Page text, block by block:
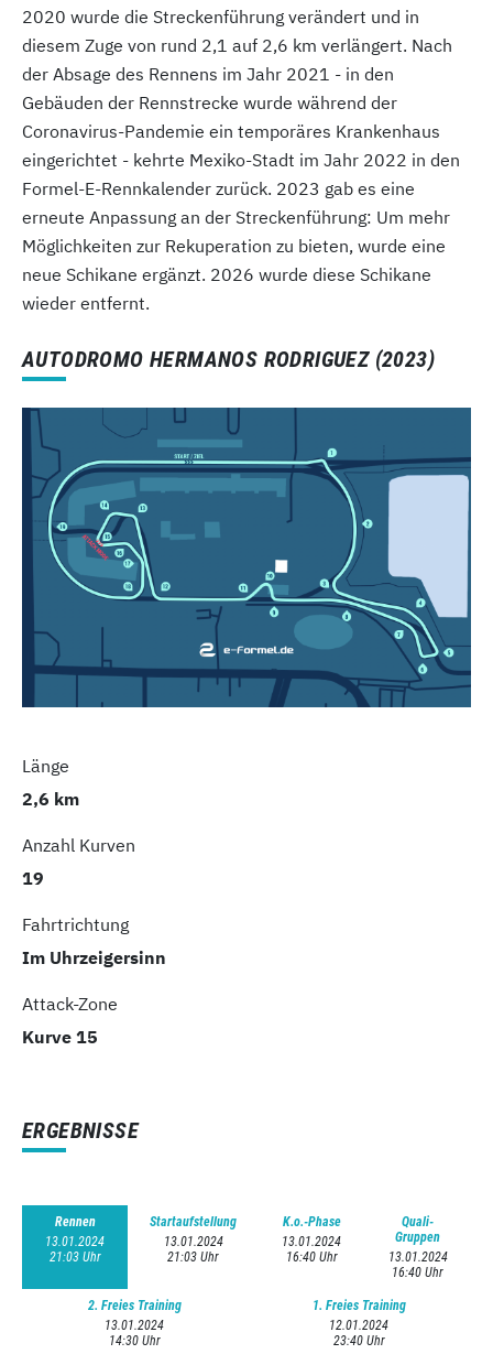
2020 wurde die Streckenführung verändert und in
diesem Zuge von rund 2,1 auf 2,6 km verlängert. Nach
der Absage des Rennens im Jahr 2021 - in den
Gebäuden der Rennstrecke wurde während der
Coronavirus-Pandemie ein temporäres Krankenhaus
eingerichtet - kehrte Mexiko-Stadt im Jahr 2022 in den
Formel-E-Rennkalender zurück. 2023 gab es eine
erneute Anpassung an der Streckenführung: Um mehr
Möglichkeiten zur Rekuperation zu bieten, wurde eine
neue Schikane ergänzt. 2026 wurde diese Schikane
wieder entfernt.
AUTODROMO HERMANOS RODRIGUEZ (2023)
Länge
2,6 km
Anzahl Kurven
19
Fahrtrichtung
Im Uhrzeigersinn
Attack-Zone
Kurve 15
ERGEBNISSE
Rennen
13.01.2024
21:03 Uhr
Startaufstellung
13.01.2024
21:03 Uhr
K.o.-Phase
13.01.2024
16:40 Uhr
Quali-
Gruppen
13.01.2024
16:40 Uhr
2. Freies Training
13.01.2024
14:30 Uhr
1. Freies Training
12.01.2024
23:40 Uhr